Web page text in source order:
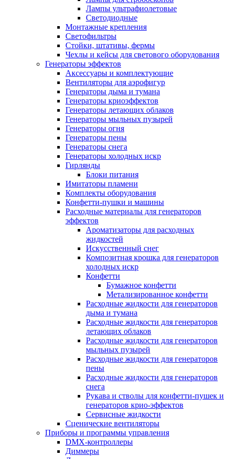
Лампы ультрафиолетовые
Светодиодные
Монтажные крепления
Светофильтры
Стойки, штативы, фермы
Чехлы и кейсы для светового оборудования
Генераторы эффектов
Аксессуары и комплектующие
Вентиляторы для аэрофигур
Генераторы дыма и тумана
Генераторы криоэффектов
Генераторы летающих облаков
Генераторы мыльных пузырей
Генераторы огня
Генераторы пены
Генераторы снега
Генераторы холодных искр
Гирлянды
Блоки питания
Имитаторы пламени
Комплекты оборудования
Конфетти-пушки и машины
Расходные материалы для генераторов
эффектов
Ароматизаторы для расходных
жидкостей
Искусственный снег
Композитная крошка для генераторов
холодных искр
Конфетти
Бумажное конфетти
Метализированное конфетти
Расходные жидкости для генераторов
дыма и тумана
Расходные жидкости для генераторов
летающих облаков
Расходные жидкости для генераторов
мыльных пузырей
Расходные жидкости для генераторов
пены
Расходные жидкости для генераторов
снега
Рукава и стволы для конфетти-пушек и
генераторов крио-эффектов
Сервисные жидкости
Сценические вентиляторы
Приборы и программы управления
DMX-контроллеры
Диммеры